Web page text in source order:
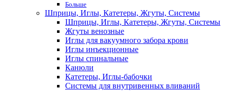
Больше
Шприцы, Иглы, Катетеры, Жгуты, Системы
Шприцы, Иглы, Катетеры, Жгуты, Системы
Жгуты венозные
Иглы для вакуумного забора крови
Иглы инъекционные
Иглы спинальные
Канюли
Катетеры, Иглы-бабочки
Системы для внутривенных вливаний